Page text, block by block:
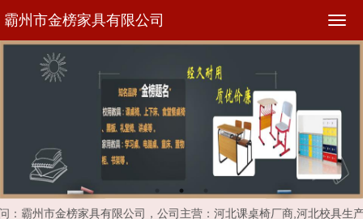
霸州市金榜家具有限公司
：霸州市金榜家具有限公司， 公司主营：河北课桌椅厂商,河北校具生